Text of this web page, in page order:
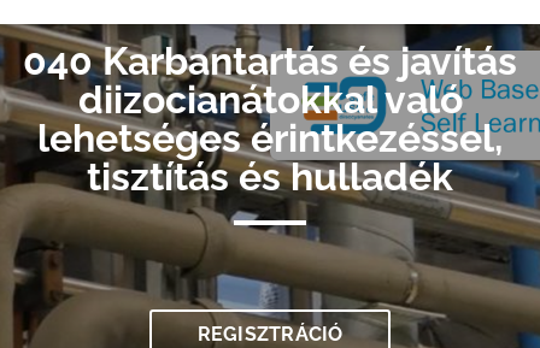
040 Karbantartás és javítás
diizocianátokkal való
lehetséges érintkezéssel,
tisztítás és hulladék
REGISZTRÁCIÓ